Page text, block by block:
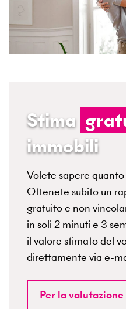
Stima
immobili
Volete sapere
Ottenete subito un
gratuito e non
in soli 2 minuti e 3
il valore stimato del
direttamente via e-
Per la